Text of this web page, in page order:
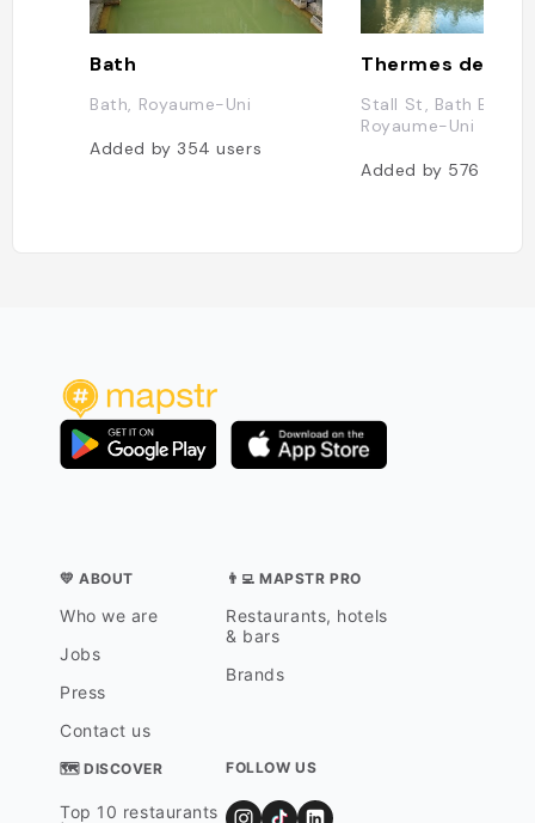
Bath
Bath, Royaume-Uni
Added by 354users
Thermes de
Stall St, Bath BA1
Royaume-Uni
Added by 576
💛 ABOUT
Who we are
Jobs
Press
Contact us
👨‍💻 MAPSTR PRO
Restaurants, hotels
& bars
Brands
🗺 DISCOVER
Top 10 restaurants
FOLLOW US